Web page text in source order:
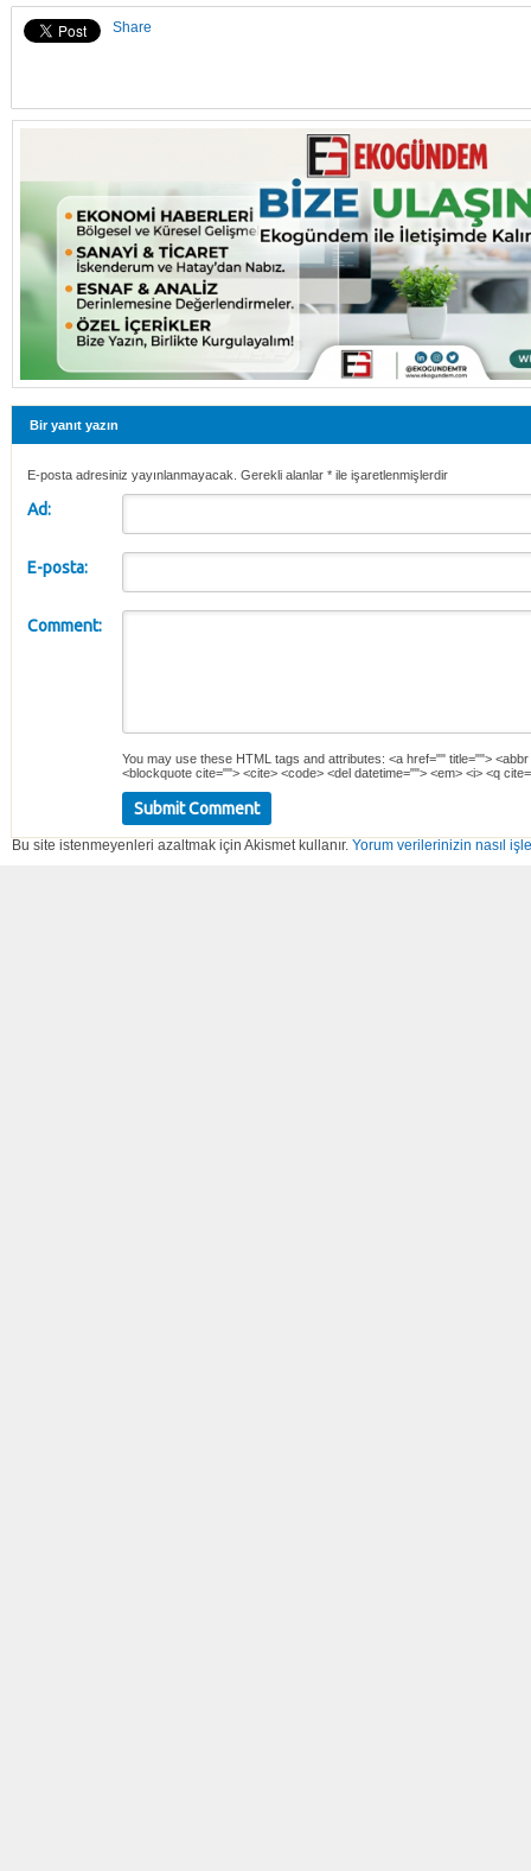
Share
Bir yanıt yazın
E-posta adresiniz yayınlanmayacak. Gerekli alanlar * ile işaretlenmişlerdir
Ad:
E-posta:
Comment:
You may use these HTML tags and attributes: <a href="" title="">
<blockquote cite=""> <cite> <code> <del datetime=""> <em> <i> <q
Bu site istenmeyenleri azaltmak için Akismet kullanır. Yorum verilerinizin nasıl